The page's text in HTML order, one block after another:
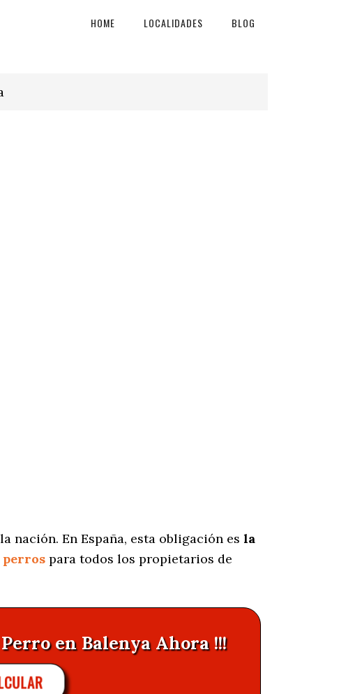
HOME LOCALIDADES BLOG
nación. En España, esta obligación es la
perros para todos los propietarios de
en Balenya Ahora !!!